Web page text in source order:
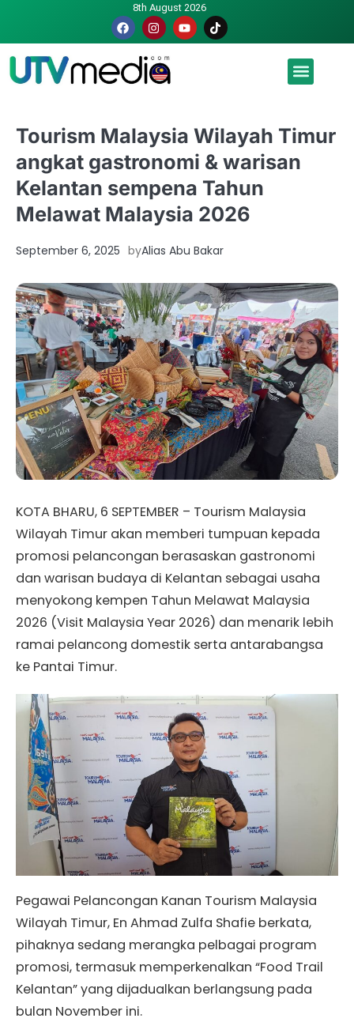
8th August 2026
Tourism Malaysia Wilayah Timur
angkat gastronomi & warisan
Kelantan sempena Tahun
Melawat Malaysia 2026
September 6, 2025 byAlias Abu Bakar
KOTA BHARU, 6 SEPTEMBER – Tourism Malaysia
Wilayah Timur akan memberi tumpuan kepada
promosi pelancongan berasaskan gastronomi
dan warisan budaya di Kelantan sebagai usaha
menyokong kempen Tahun Melawat Malaysia
2026 (Visit Malaysia Year 2026) dan menarik lebih
ramai pelancong domestik serta antarabangsa
ke Pantai Timur.
Pegawai Pelancongan Kanan Tourism Malaysia
Wilayah Timur, En Ahmad Zulfa Shafie berkata,
pihaknya sedang merangka pelbagai program
promosi, termasuk memperkenalkan “Food Trail
Kelantan” yang dijadualkan berlangsung pada
bulan November ini.